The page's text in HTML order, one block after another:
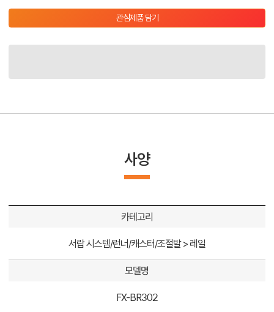
관심제품 담기
사양
카테고리
서랍 시스템/런너/캐스터/조절발 > 레일
모델명
FX-BR302